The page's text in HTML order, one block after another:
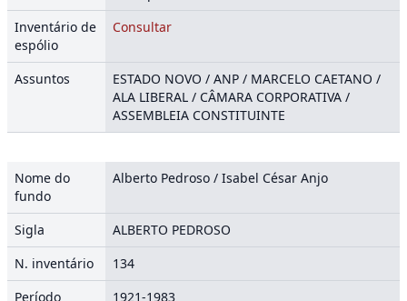
Inventário de
espólio
Consultar
Assuntos
ESTADO NOVO / ANP / MARCELO CAETANO /
ALA LIBERAL / CÂMARA CORPORATIVA /
ASSEMBLEIA CONSTITUINTE
Nome do
fundo
Alberto Pedroso / Isabel César Anjo
Sigla
ALBERTO PEDROSO
N. inventário
134
Período
1921-1983